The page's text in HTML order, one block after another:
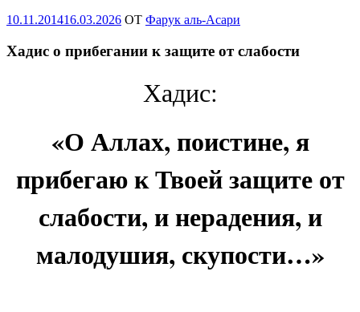
Опубликовано
10.11.201416.03.2026 OT Фарук аль-Асари
Хадис о прибегании к защите от слабости
Хадис:
«О Аллах, поистине, я
прибегаю к Твоей защите от
слабости, и нерадения, и
малодушия, скупости…»